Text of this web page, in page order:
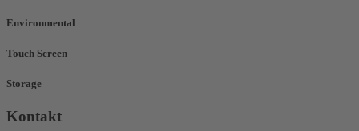
Environmental
Touch Screen
Storage
Kontakt